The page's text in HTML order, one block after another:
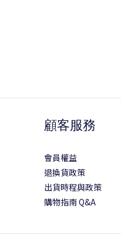
顧客服務
會員權益
退換貨政策
出貨時程與政策
購物指南 Q&A